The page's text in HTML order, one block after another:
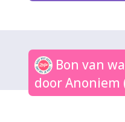
Bon van
door Anoniem